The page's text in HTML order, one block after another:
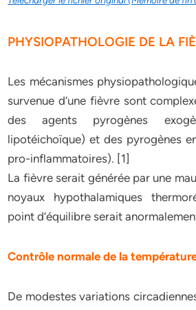
PHYSIOPATHOLOGIE DE LA
Les mécanismes
survenue d’une fièvre sont
des agents pyrogènes
lipotéichoïque) et des pyrogènes
pro-inflammatoires). [1]
La fièvre serait générée par une
noyaux hypothalamiques
point d’équilibre serait
Contrôle normale de la
De modestes variations